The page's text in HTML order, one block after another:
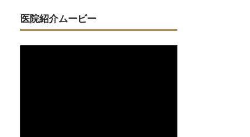
医院紹介ムービー